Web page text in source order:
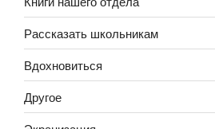
Рассказать школьникам
Вдохновиться
Другое